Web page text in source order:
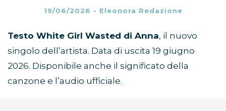
19/06/2026 - Eleonora Redazione
Testo White Girl Wasted di Anna, il nuovo
singolo dell’artista. Data di uscita 19 giugno
2026. Disponibile anche il significato della
canzone e l’audio ufficiale.